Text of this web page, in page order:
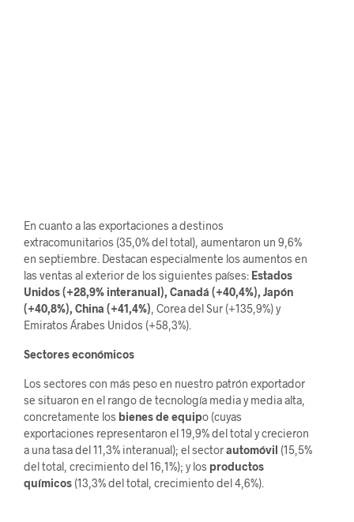
En cuanto a las exportaciones a destinos
extracomunitarios (35,0% del total), aumentaron un 9,6%
en septiembre. Destacan especialmente los aumentos en
las ventas al exterior de los siguientes países: Estados
Unidos (+28,9% interanual), Canadá (+40,4%), Japón
(+40,8%), China (+41,4%) , Corea del Sur (+135,9%) y
Emiratos Árabes Unidos (+58,3%).
Sectores económicos
Los sectores con más peso en nuestro patrón exportador
se situaron en el rango de tecnología media y media alta,
concretamente los bienes de equipo (cuyas
exportaciones representaron el 19,9% del total y crecieron
a una tasa del 11,3% interanual); el sectorautomóvil (15,5%
del total, crecimiento del 16,1%); y los productos
químicos (13,3% del total, crecimiento del 4,6%).